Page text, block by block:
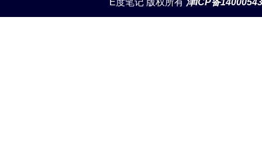
E度笔记 版权所有 津ICP备